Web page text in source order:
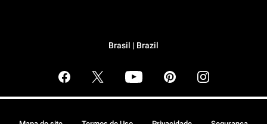
Brasil | Brazil